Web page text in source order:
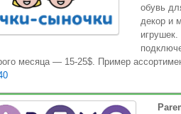
обувь
декор и
игрушек.
месяца — 15-25$. Пример